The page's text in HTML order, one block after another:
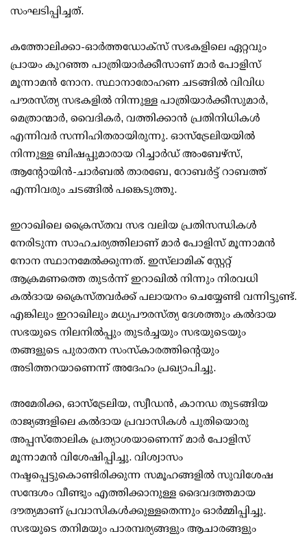
സംഘടിപ്പിച്ചത്.
കത്തോലിക്കാ-ഓർത്തഡോക്സ് സഭകളിലെ ഏറ്റവും
പ്രായം കുറഞ്ഞ പാത്രിയാർക്കീസാണ് മാർ പോളിസ്
മൂന്നാമൻ നോന. സ്ഥാനാരോഹണ ചടങ്ങിൽ വിവിധ
പൗരസ്ത്യ സഭകളിൽ നിന്നുള്ള പാത്രിയാർക്കീസുമാർ,
മെത്രാന്മാർ, വൈദികർ, വത്തിക്കാൻ പ്രതിനിധികൾ
എന്നിവർ സന്നിഹിതരായിരുന്നു. ഓസ്‌ട്രേലിയയിൽ
നിന്നുള്ള ബിഷപ്പുമാരായ റിച്ചാർഡ് അംബേഴ്സ്,
ആന്റോയിൻ-ചാർബൽ താരബേ, റോബർട്ട് റാബത്ത്
എന്നിവരും ചടങ്ങിൽ പങ്കെടുത്തു.
ഇറാഖിലെ ക്രൈസ്തവ സഭ വലിയ പ്രതിസന്ധികൾ
നേരിടുന്ന സാഹചര്യത്തിലാണ് മാർ പോളിസ് മൂന്നാമൻ
നോന സ്ഥാനമേൽക്കുന്നത്. ഇസ്‌ലാമിക് സ്റ്റേറ്റ്
ആക്രമണത്തെ തുടർന്ന് ഇറാഖിൽ നിന്നും നിരവധി
കൽദായ ക്രൈസ്തവർക്ക് പലായനം ചെയ്യേണ്ടി വന്നിട്ടുണ്ട്.
എങ്കിലും ഇറാഖിലും മധ്യപൗരസ്ത്യ ദേശത്തും കൽദായ
സഭയുടെ നിലനിൽപ്പും തുടർച്ചയും സഭയുടെയും
തങ്ങളുടെ പുരാതന സംസ്കാരത്തിന്റെയും
അടിത്തറയാണെന്ന് അദേഹം പ്രഖ്യാപിച്ചു.
അമേരിക്ക, ഓസ്‌ട്രേലിയ, സ്വീഡൻ, കാനഡ തുടങ്ങിയ
രാജ്യങ്ങളിലെ കൽദായ പ്രവാസികൾ പുതിയൊരു
അപ്പസ്തോലിക പ്രത്യാശയാണെന്ന് മാർ പോളിസ്
മൂന്നാമൻ വിശേഷിപ്പിച്ചു. വിശ്വാസം
നഷ്ടപ്പെട്ടുകൊണ്ടിരിക്കുന്ന സമൂഹങ്ങളിൽ സുവിശേഷ
സന്ദേശം വീണ്ടും എത്തിക്കാനുള്ള ദൈവദത്തമായ
ദൗത്യമാണ് പ്രവാസികൾക്കുള്ളതെന്നും ഓർമ്മിപ്പിച്ചു.
സഭയുടെ തനിമയും പാരമ്പര്യങ്ങളും ആചാരങ്ങളും